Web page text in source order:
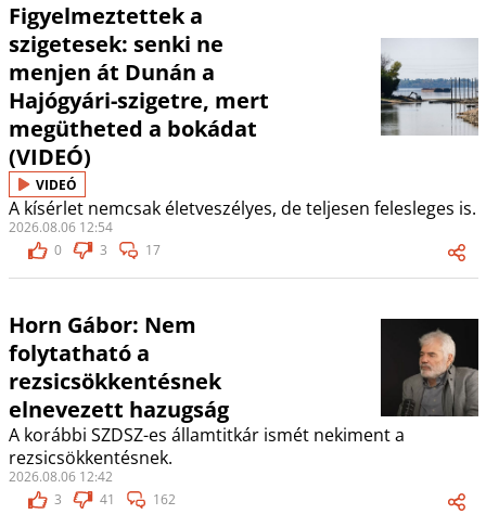
Figyelmeztettek a
szigetesek: senki ne
menjen át Dunán a
Hajógyári-szigetre, mert
megütheted a bokádat
(VIDEÓ)
VIDEÓ
A kísérlet nemcsak életveszélyes, de teljesen felesleges is.
2026.08.06 12:54
0
3 17
Horn Gábor: Nem
folytatható a
rezsicsökkentésnek
elnevezett hazugság
A korábbi SZDSZ-es államtitkár ismét nekiment a
rezsicsökkentésnek.
2026.08.06 12:42
3
41 162